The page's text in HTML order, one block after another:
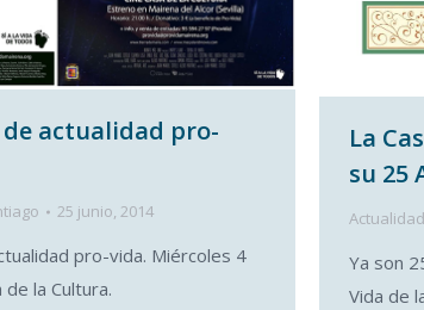
de actualidad pro-
25 junio, 2014
pro-vida. Miércoles 4
de la Cultura.
La
su 25
Actualidad
Ya son
Vida de